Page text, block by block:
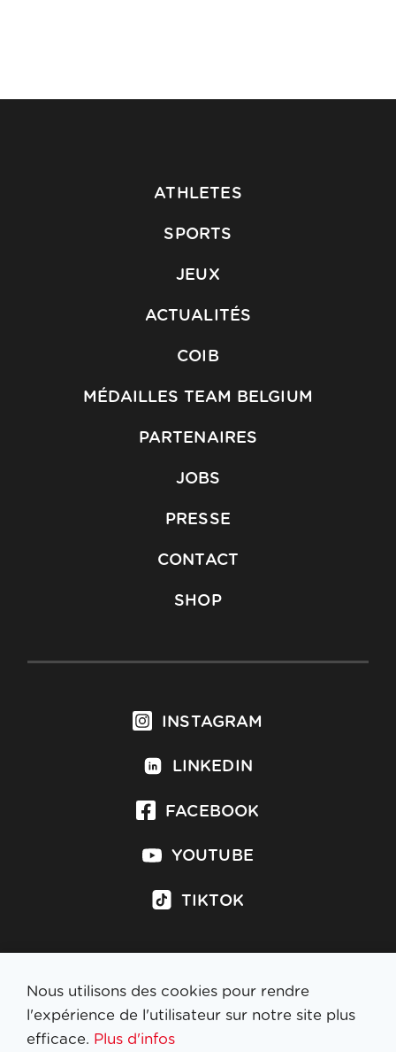
ATHLETES
SPORTS
JEUX
ACTUALITÉS
COIB
MÉDAILLES TEAM BELGIUM
PARTENAIRES
JOBS
PRESSE
CONTACT
SHOP
INSTAGRAM
LINKEDIN
FACEBOOK
YOUTUBE
TIKTOK
S'inscrire à la newsletter
Nous utilisons des cookies pour rendre
l'expérience de l'utilisateur sur notre site plus
efficace. Plus d'infos